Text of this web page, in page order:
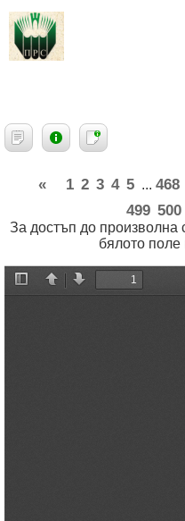
« 1 2 3 4 5 ... 468
499 500
За достъп до произволна
бялото поле